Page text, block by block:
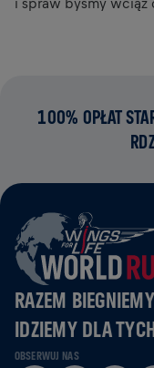
i spraw byśmy wciąż
100% OPŁAT
RAZEM
IDZIEMY DLA
OBSERWUJ NAS